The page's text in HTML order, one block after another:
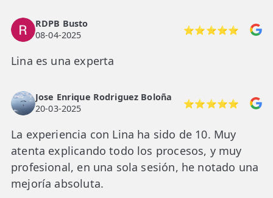
RDPB Busto
08-04-2025
⭐⭐⭐⭐⭐
Lina es una experta
Jose Enrique Rodriguez Boloña
20-03-2025
⭐⭐⭐⭐⭐
La experiencia con Lina ha sido de 10. Muy
atenta explicando todo los procesos, y muy
profesional, en una sola sesión, he notado una
mejoría absoluta.